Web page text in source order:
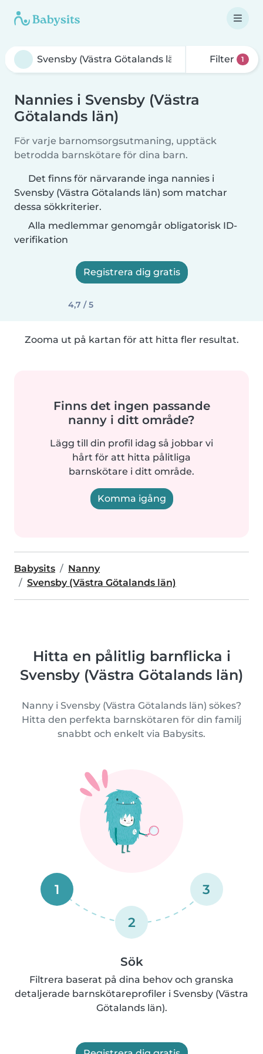
Filter 1
Nannies i Svensby (Västra
Götalands län)
För varje barnomsorgsutmaning, upptäck
betrodda barnskötare för dina barn.
Det finns för närvarande inga nannies i
Svensby (Västra Götalands län) som matchar
dessa sökkriterier.
Alla medlemmar genomgår obligatorisk ID-
verifikation
Registrera dig gratis
4,7 / 5
Zooma ut på kartan för att hitta fler resultat.
Finns det ingen passande
nanny i ditt område?
Lägg till din profil idag så jobbar vi
hårt för att hitta pålitliga
barnskötare i ditt område.
Komma igång
Babysits
Nanny
Svensby (Västra Götalands län)
Hitta en pålitlig barnflicka i
Svensby (Västra Götalands län)
Nanny i Svensby (Västra Götalands län) sökes?
Hitta den perfekta barnskötaren för din familj
snabbt och enkelt via Babysits.
1
2
3
Sök
Filtrera baserat på dina behov och granska
detaljerade barnskötareprofiler i Svensby (Västra
Götalands län).